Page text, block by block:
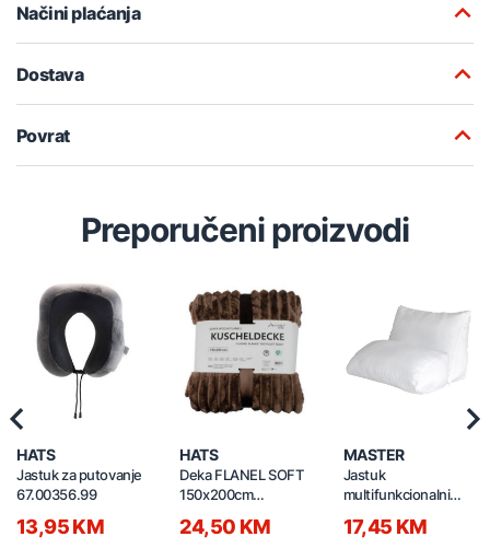
Načini plaćanja
Dostava
Povrat
Preporučeni proizvodi
HATS
Jastuk za putovanje
67.00356.99
13,95 KM
HATS
Deka FLANEL SOFT
150x200cm
24,50 KM
MASTER
Jastuk
multifunkcionalni
17,45 KM